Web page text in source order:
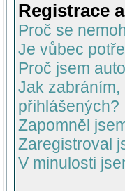
Registrace
Proč se
Je vůbec
Proč jsem
Jak zabráním,
přihlášených?
Zapomněl
Zaregistroval
V minulosti